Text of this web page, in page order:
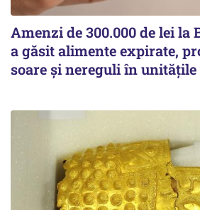
Amenzi de 300.000 de lei la
a găsit alimente expirate,
soare și nereguli în